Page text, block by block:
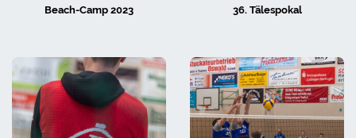
Beach-Camp 2023 36. Tälespokal